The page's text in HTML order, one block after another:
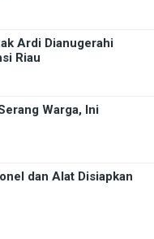
Ardi Dianugerahi
Riau
Warga, Ini
dan Alat Disiapkan